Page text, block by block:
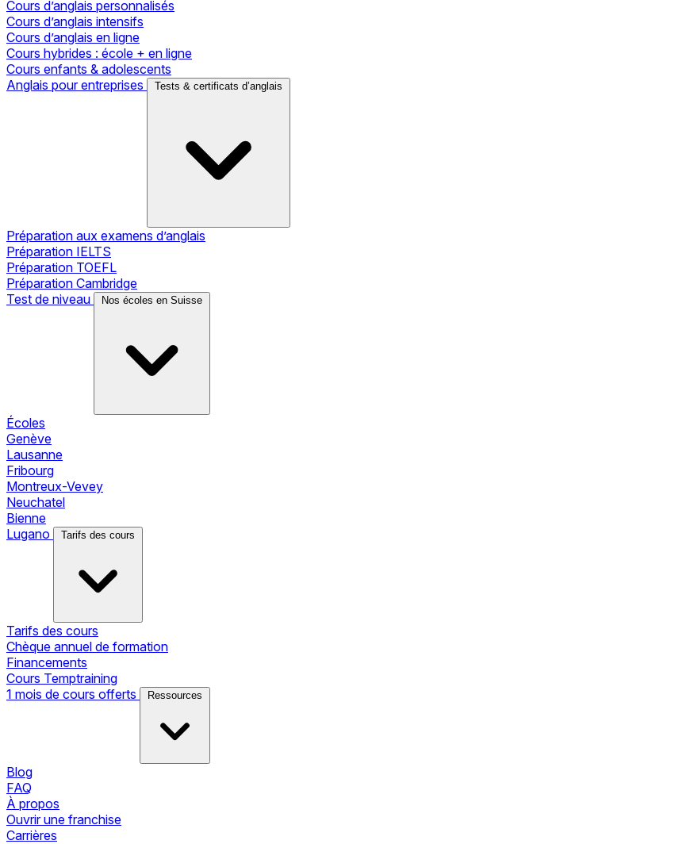
Cours d’anglais personnalisés
Cours d’anglais intensifs
Cours d’anglais en ligne
Cours hybrides : école + en ligne
Cours enfants & adolescents
Anglais pour entreprises
Tests & certificats d’anglais
Préparation aux examens d’anglais
Préparation IELTS
Préparation TOEFL
Préparation Cambridge
Test de niveau
Nos écoles en Suisse
Écoles
Genève
Lausanne
Fribourg
Montreux-Vevey
Neuchatel
Bienne
Lugano
Tarifs des cours
Tarifs des cours
Chèque annuel de formation
Financements
Cours Temptraining
1 mois de cours offerts
Ressources
Blog
FAQ
À propos
Ouvrir une franchise
Carrières